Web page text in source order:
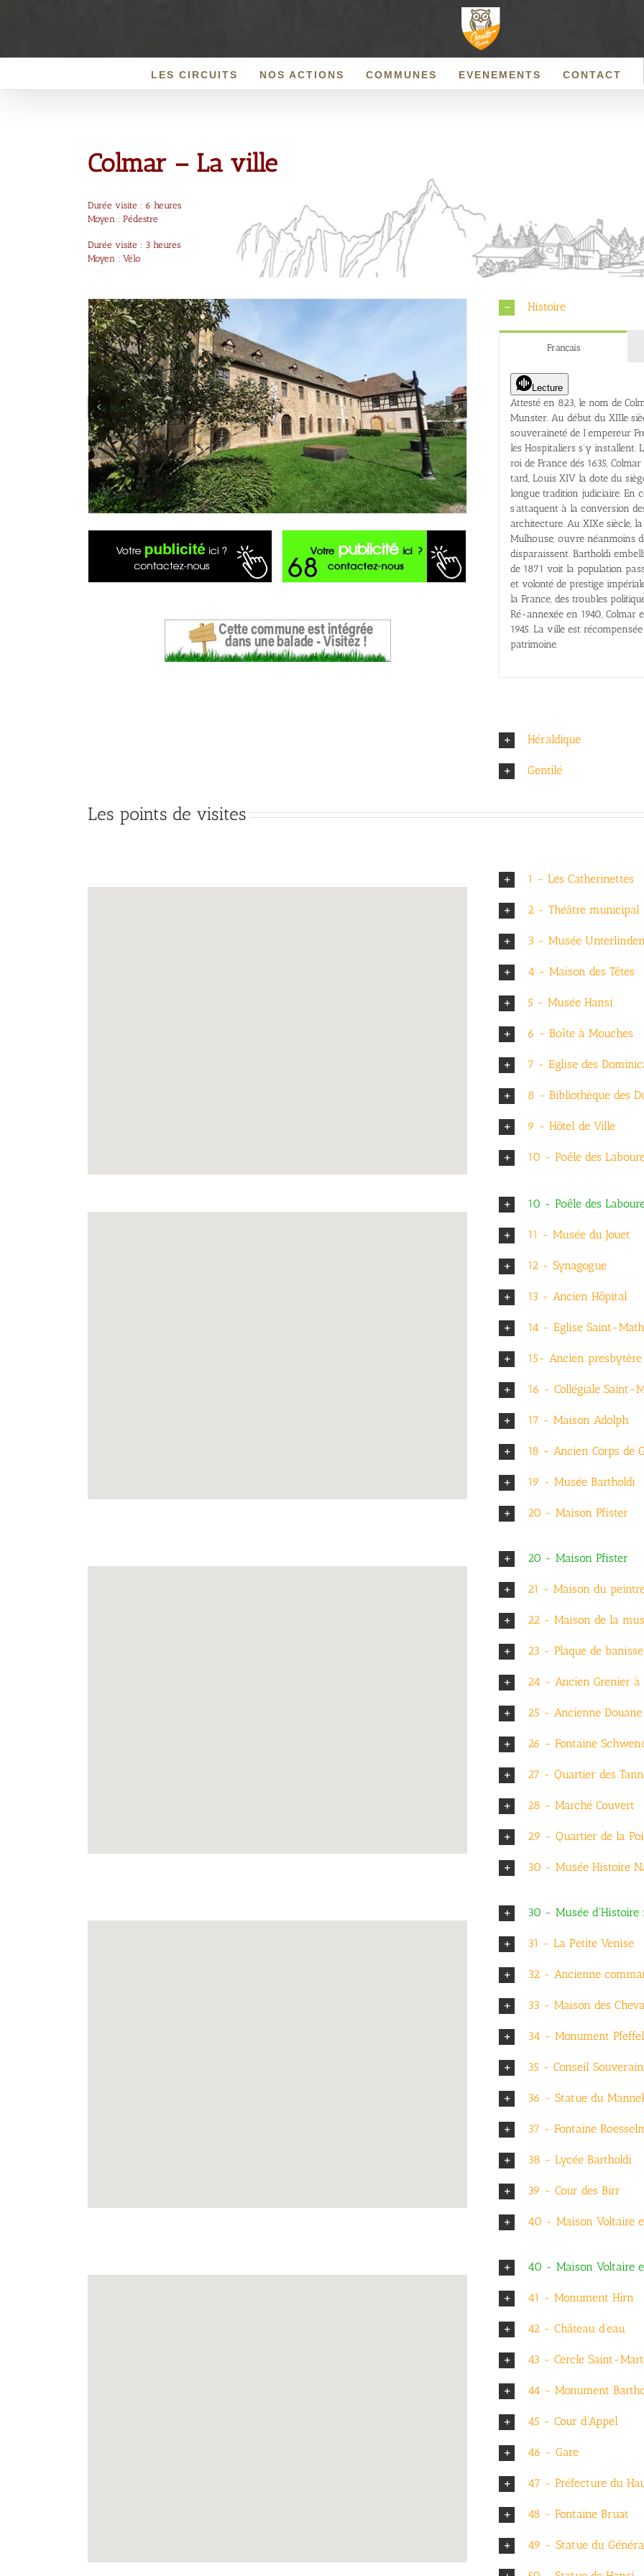
LES CIRCUITS NOS ACTIONS COMMUNES EVENEMENTS CONTACT
Colmar – La ville
Durée visite : 6 heures
Moyen : Pédestre
Durée visite : 3 heures
Moyen : Vélo
Histoire
Français
Lecture
Attesté en 823, le nom de
Munster. Au début du XIIIe
souveraineté de l’empereur
les Hospitaliers s’y installent.
roi de France dés 1635,
tard, Louis XIV la dote du
longue tradition judiciaire. En
s’attaquent à la conversion
architecture. Au XIXe siècle,
Mulhouse, ouvre néanmoins
disparaissent. Bartholdi
de 1871 voit la population
et volonté de prestige
la France, des troubles
Ré-annexée en 1940, Colmar
1945. La ville est
patrimoine.
Héraldique
Gentilé
Les points de visites
1 - Les Catherinettes
2 - Théâtre municipal
3 - Musée
4 - Maison des Têtes
5 - Musée Hansi
6 - Boîte à Mouches
7 - Eglise des
8 - Bibliothèque des
9 - Hôtel de Ville
10 - Poêle des
10 - Poêle des
11 - Musée du Jouet
12 - Synagogue
13 - Ancien Hôpital
14 - Eglise Saint-
15- Ancien
16 - Collégiale Saint-
17 - Maison Adolph
18 - Ancien Corps de
19 - Musée Bartholdi
20 - Maison Pfister
20 - Maison Pfister
21 - Maison du
22 - Maison de la
23 - Plaque de
24 - Ancien Grenier à
25 - Ancienne
26 - Fontaine
27 - Quartier des
28 - Marché Couvert
29 - Quartier de la
30 - Musée Histoire
30 - Musée d'Histoire
31 - La Petite Venise
32 - Ancienne
33 - Maison des
34 - Monument Pfeffel
35 - Conseil
36 - Statue du
37 - Fontaine
38 - Lycée Bartholdi
39 - Cour des Birr
40 - Maison Voltaire
40 - Maison Voltaire
41 - Monument Hirn
42 - Château d'eau
43 - Cercle Saint-
44 - Monument
45 - Cour d'Appel
46 - Gare
47 - Préfecture du
48 - Fontaine Bruat
49 - Statue du